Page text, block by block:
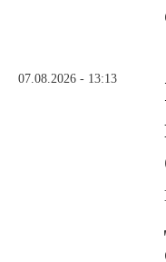
07.08.2026 - 13:13